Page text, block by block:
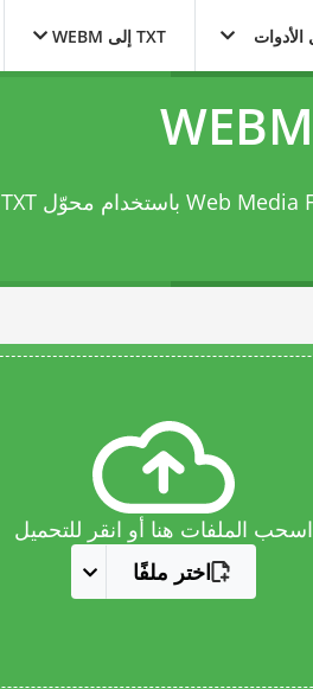
TXT إلى WEBM
محوّل TXT
اسحب الملفات هنا أو انقر للتحميل
اختر ملفًا